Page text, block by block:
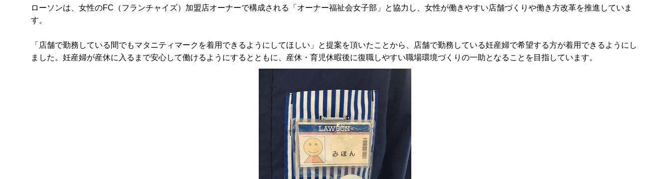
ローソンは、女性のFC（フランチャイズ）加盟店オーナーで構成される「オーナー福祉会女子部」と協力し、女性が働きやすい店舗づくりや働き方改革を推進していま
す。
「店舗で勤務している間でもマタニティマークを着用できるようにしてほしい」と提案を頂いたことから、店舗で勤務している妊産婦で希望する方が着用できるようにし
ました。妊産婦が産休に入るまで安心して働けるようにするとともに、産休・育児休暇後に復職しやすい職場環境づくりの一助となることを目指しています。